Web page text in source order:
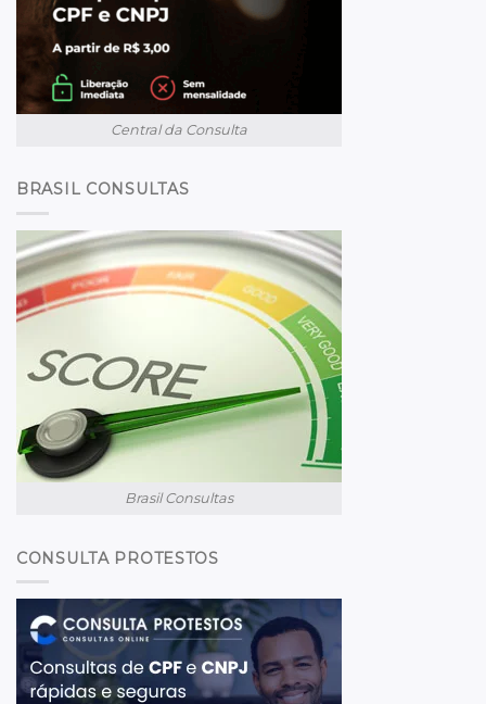
Central da Consulta
BRASIL CONSULTAS
Brasil Consultas
CONSULTA PROTESTOS